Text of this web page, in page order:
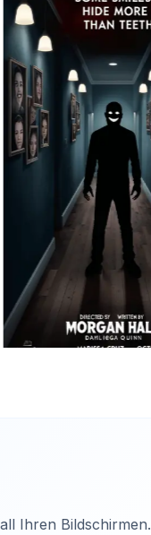
Ihren Bildschirmen.